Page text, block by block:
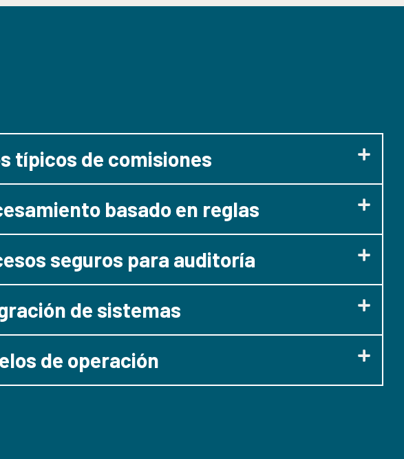
típicos de comisiones
basado en reglas
seguros para auditoría
de sistemas
de operación